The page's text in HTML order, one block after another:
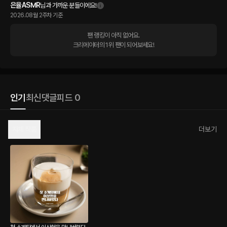
은율ASMR님과 가까운 분들이에요!
2026.08월 2주차 기준
팬 랭킹이 아직 없어요.
크리에이터의 1위 팬이 되어보세요!
인기 최신댓글피드 0
더보기